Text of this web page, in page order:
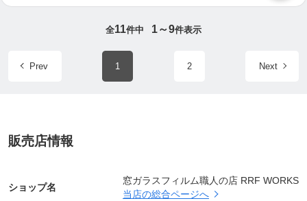
「来週スノボー行くのにスタッドレス履き替えに行
く時間がない！」などという場合も出張作業で対応
ご予約頂ければ早朝、夜間でも対応致します。
また、当店は日本ライティング製品取り扱い店で
e/msgReceiveBoxDetail.php?targetUsr=0000107509
全11件中 1～9件表示
Prev 1 2 Next
販売店情報
ショップ名
窓ガラスフィルム職人の店 RRF WORKS
当店の総合ページへ